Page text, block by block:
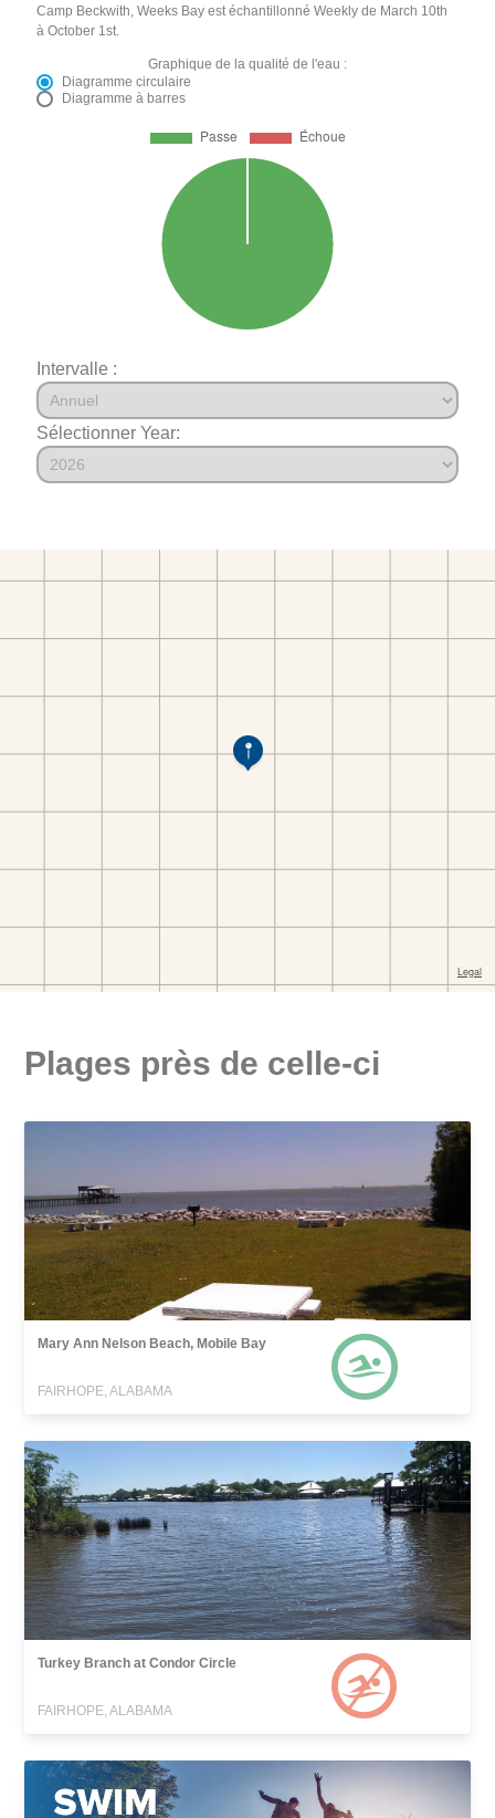
Camp Beckwith, Weeks Bay est échantillonné Weekly de March 10th
à October 1st.
Graphique de la qualité de l'eau :
Diagramme circulaire
Diagramme à barres
Intervalle :
Sélectionner Year:
Plages près de celle-ci
Mary Ann Nelson Beach, Mobile Bay
FAIRHOPE, ALABAMA
Turkey Branch at Condor Circle
FAIRHOPE, ALABAMA